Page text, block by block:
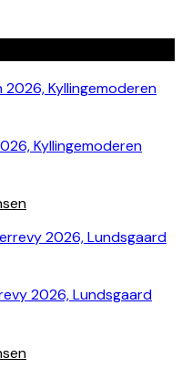
Kyllingemoderen
2026, Lundsgaard